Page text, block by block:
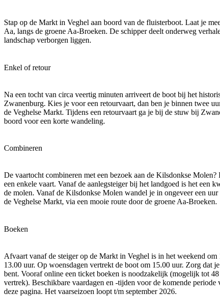
Stap op de Markt in Veghel aan boord van de fluisterboot. Laat je
Aa, langs de groene Aa-Broeken. De schipper deelt onderweg
landschap verborgen liggen.
Enkel of retour
Na een tocht van circa veertig minuten arriveert de boot bij het
Zwanenburg. Kies je voor een retourvaart, dan ben je binnen twee
de Veghelse Markt. Tijdens een retourvaart ga je bij de stuw bij
boord voor een korte wandeling.
Combineren
De vaartocht combineren met een bezoek aan de Kilsdonkse Molen?
een enkele vaart. Vanaf de aanlegsteiger bij het landgoed is het een
de molen. Vanaf de Kilsdonkse Molen wandel je in ongeveer een uur
de Veghelse Markt, via een mooie route door de groene Aa-Broeken.
Boeken
Afvaart vanaf de steiger op de Markt in Veghel is in het weekend om
13.00 uur. Op woensdagen vertrekt de boot om 15.00 uur. Zorg dat
bent. Vooraf online een ticket boeken is noodzakelijk (mogelijk tot
vertrek). Beschikbare vaardagen en -tijden voor de komende periode
deze pagina. Het vaarseizoen loopt t/m september 2026.